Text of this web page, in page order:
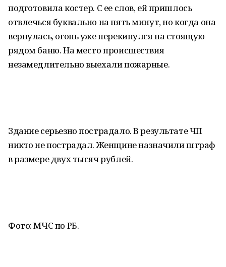
подготовила костер. С ее слов, ей пришлось
отвлечься буквально на пять минут, но когда она
вернулась, огонь уже перекинулся на стоящую
рядом баню. На место происшествия
незамедлительно выехали пожарные.
Здание серьезно пострадало. В результате ЧП
никто не пострадал. Женщине назначили штраф
в размере двух тысяч рублей.
Фото: МЧС по РБ.